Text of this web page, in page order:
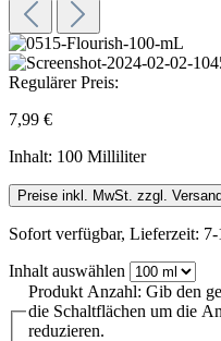
Regulärer Preis:
7,99 €
Inhalt: 100 Milliliter
Preise inkl. MwSt. zzgl.
Sofort verfügbar, Lieferzeit: 7-
Inhalt auswählen
Produkt Anzahl: Gib den
die Schaltflächen um die
reduzieren.